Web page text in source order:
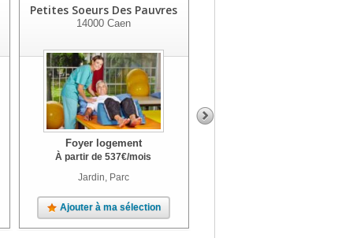
Petites Soeurs Des Pauvres
14000Caen
Foyer logement
À partir de537€/mois
Jardin, Parc
Ajouter à ma sélection